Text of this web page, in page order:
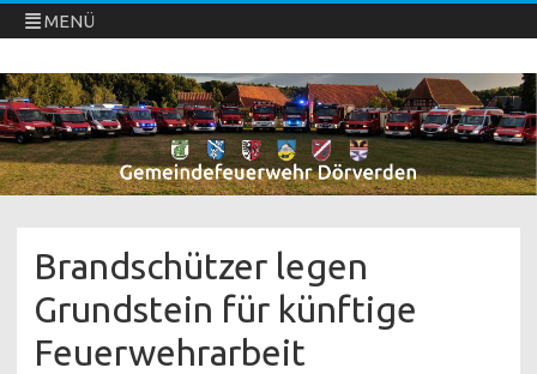
MENÜ
Freiwillige Feuerwehren Dörverden
Direkt
zum
Inhalt
springen
Brandschützer legen
Grundstein für künftige
Feuerwehrarbeit